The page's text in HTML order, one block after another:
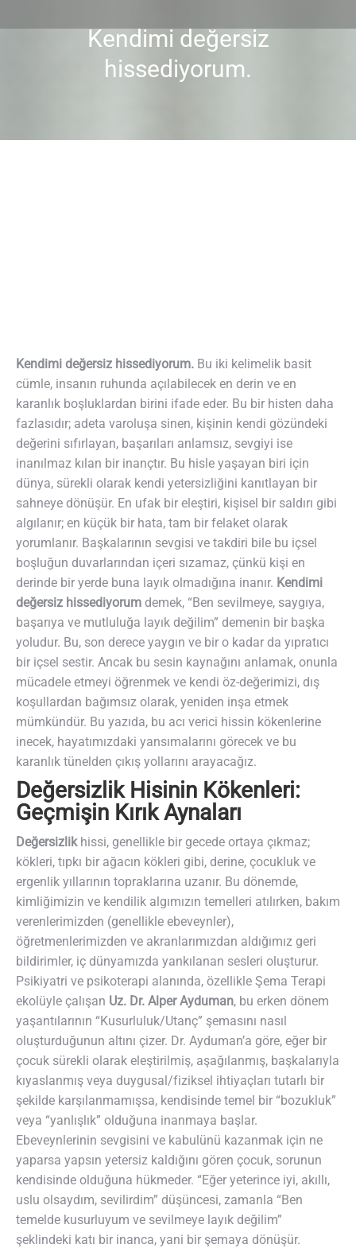
Kendimi değersiz
hissediyorum.
You are here:
Kendimi değersiz hissediyorum. Bu iki kelimelik basit
cümle, insanın ruhunda açılabilecek en derin ve en
karanlık boşluklardan birini ifade eder. Bu bir histen daha
fazlasıdır; adeta varoluşa sinen, kişinin kendi gözündeki
değerini sıfırlayan, başarıları anlamsız, sevgiyi ise
inanılmaz kılan bir inançtır. Bu hisle yaşayan biri için
dünya, sürekli olarak kendi yetersizliğini kanıtlayan bir
sahneye dönüşür. En ufak bir eleştiri, kişisel bir saldırı gibi
algılanır; en küçük bir hata, tam bir felaket olarak
yorumlanır. Başkalarının sevgisi ve takdiri bile bu içsel
boşluğun duvarlarından içeri sızamaz, çünkü kişi en
derinde bir yerde buna layık olmadığına inanır. Kendimi
değersiz hissediyorum demek, “Ben sevilmeye, saygıya,
başarıya ve mutluluğa layık değilim” demenin bir başka
yoludur. Bu, son derece yaygın ve bir o kadar da yıpratıcı
bir içsel sestir. Ancak bu sesin kaynağını anlamak, onunla
mücadele etmeyi öğrenmek ve kendi öz-değerimizi, dış
koşullardan bağımsız olarak, yeniden inşa etmek
mümkündür. Bu yazıda, bu acı verici hissin kökenlerine
inecek, hayatımızdaki yansımalarını görecek ve bu
karanlık tünelden çıkış yollarını arayacağız.
Değersizlik Hisinin Kökenleri:
Geçmişin Kırık Aynaları
Değersizlikhissi, genellikle bir gecede ortaya çıkmaz;
kökleri, tıpkı bir ağacın kökleri gibi, derine, çocukluk ve
ergenlik yıllarının topraklarına uzanır. Bu dönemde,
kimliğimizin ve kendilik algımızın temelleri atılırken, bakım
verenlerimizden (genellikle ebeveynler),
öğretmenlerimizden ve akranlarımızdan aldığımız geri
bildirimler, iç dünyamızda yankılanan sesleri oluşturur.
Psikiyatri ve psikoterapi alanında, özellikle Şema Terapi
ekolüyle çalışan Uz. Dr. Alper Ayduman, bu erken dönem
yaşantılarının “Kusurluluk/Utanç” şemasını nasıl
oluşturduğunun altını çizer. Dr. Ayduman’a göre, eğer bir
çocuk sürekli olarak eleştirilmiş, aşağılanmış, başkalarıyla
kıyaslanmış veya duygusal/fiziksel ihtiyaçları tutarlı bir
şekilde karşılanmamışsa, kendisinde temel bir “bozukluk”
veya “yanlışlık” olduğuna inanmaya başlar.
Ebeveynlerinin sevgisini ve kabulünü kazanmak için ne
yaparsa yapsın yetersiz kaldığını gören çocuk, sorunun
kendisinde olduğuna hükmeder. “Eğer yeterince iyi, akıllı,
uslu olsaydım, sevilirdim” düşüncesi, zamanla “Ben
temelde kusurluyum ve sevilmeye layık değilim”
şeklindeki katı bir inanca, yani bir şemaya dönüşür.